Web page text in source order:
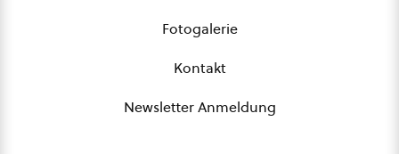
Fotogalerie
Kontakt
Newsletter Anmeldung